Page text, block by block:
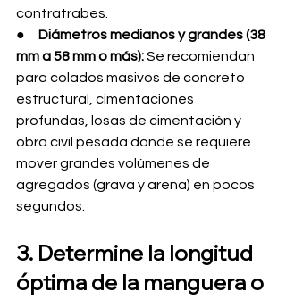
contratrabes.
● Diámetros medianos y grandes (38
mm a 58 mm o más): Se recomiendan
para colados masivos de concreto
estructural, cimentaciones
profundas, losas de cimentación y
obra civil pesada donde se requiere
mover grandes volúmenes de
agregados (grava y arena) en pocos
segundos.
3. Determine la longitud
óptima de la manguera o